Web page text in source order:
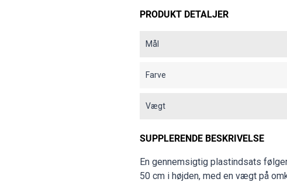
PRODUKT DETALJER
Mål
Farve
Vægt
SUPPLERENDE BESKRIVELSE
En gennemsigtig plastindsats
50 cm i højden, med en vægt på